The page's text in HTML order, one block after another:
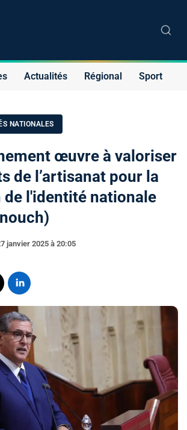
Actualités Régional Sport
NATIONALES
œuvre à valoriser
de l’artisanat pour la
l'identité nationale
janvier 2025 à 20:05